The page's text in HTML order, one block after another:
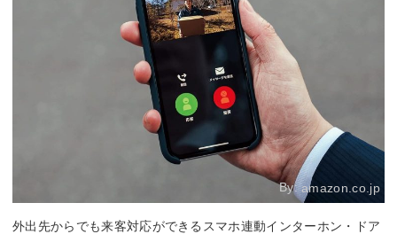
By:amazon.co.jp
外出先からでも来客対応ができるスマホ連動インターホン・ドア